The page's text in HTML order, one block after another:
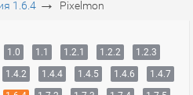
1.6.4 Pixelmon
1.0 1.1 1.2.1 1.2.2
1.2.3
1.4.2 1.4.4 1.4.5 1.4.6
1.4.7